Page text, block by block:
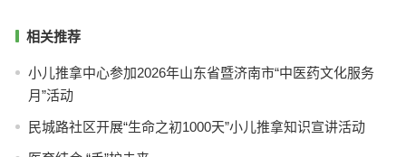
相关推荐
小儿推拿中心参加2026年山东省暨济南市“中医药文化服务
月”活动
民城路社区开展“生命之初1000天”小儿推拿知识宣讲活动